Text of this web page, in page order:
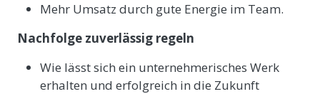
Mehr Umsatz durch gute Energie im Team.
Nachfolge zuverlässig regeln
Wie lässt sich ein unternehmerisches Werk
erhalten und erfolgreich in die Zukunft